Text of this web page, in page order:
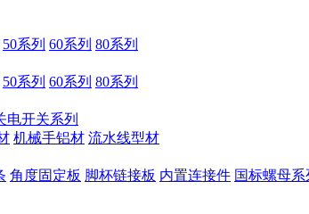
50系列 60系列 80系列
50系列 60系列 80系列
电开关系列
机械手铝材 流水线型材
角度固定板 脚杯链接板 内置连接件 国标螺母系